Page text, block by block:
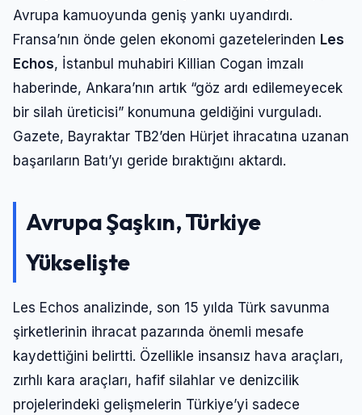
Avrupa kamuoyunda geniş yankı uyandırdı.
Fransa’nın önde gelen ekonomi gazetelerinden Les
Echos, İstanbul muhabiri Killian Cogan imzalı
haberinde, Ankara’nın artık “göz ardı edilemeyecek
bir silah üreticisi” konumuna geldiğini vurguladı.
Gazete, Bayraktar TB2’den Hürjet ihracatına uzanan
başarıların Batı’yı geride bıraktığını aktardı.
Avrupa Şaşkın, Türkiye
Yükselişte
Les Echos analizinde, son 15 yılda Türk savunma
şirketlerinin ihracat pazarında önemli mesafe
kaydettiğini belirtti. Özellikle insansız hava araçları,
zırhlı kara araçları, hafif silahlar ve denizcilik
projelerindeki gelişmelerin Türkiye’yi sadece